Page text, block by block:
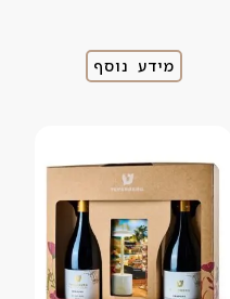
מידע נוסף